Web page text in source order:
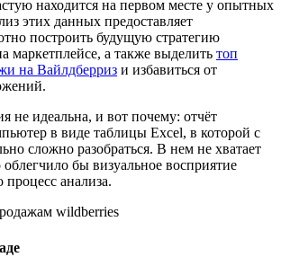
находится на первом месте у опытных
этих данных предоставляет
построить будущую стратегию
маркетплейсе, а также выделить топ
на Вайлдберриз и избавиться от
не идеальна, и вот почему: отчёт
в виде таблицы Excel, в которой с
сложно разобраться. В нем не хватает
облегчило бы визуальное восприятие
анализа.